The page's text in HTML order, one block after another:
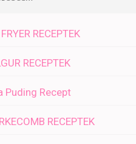
RECEPTEK
RECEPTEK
Puding Recept
RECEPTEK